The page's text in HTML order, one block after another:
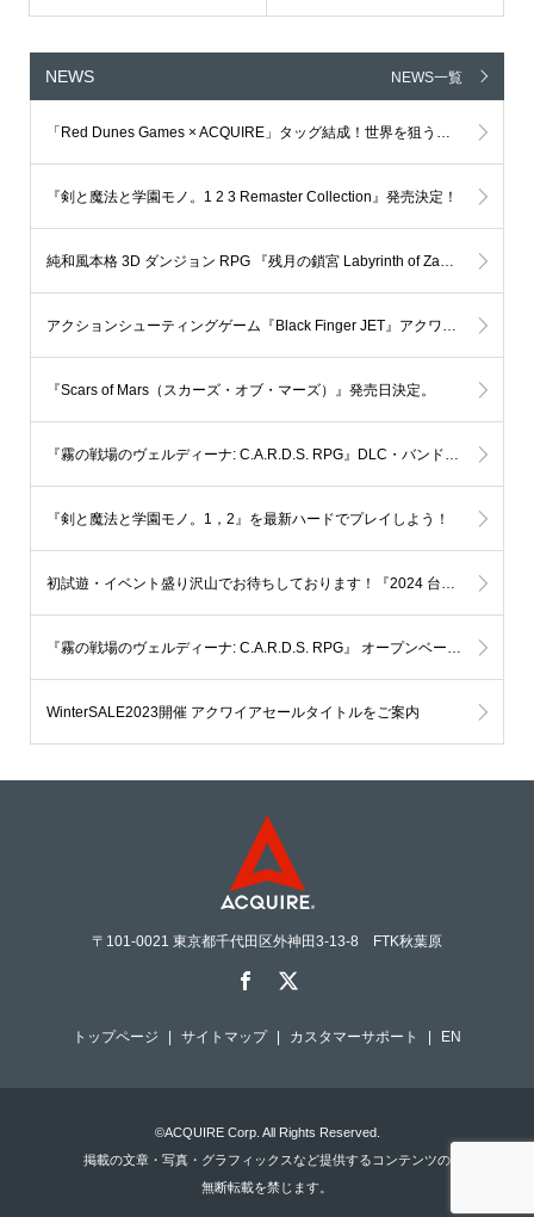
NEWS NEWS一覧
『剣と魔法と学園モノ。1 2 3 Remaster Collection』発売決定！
『Scars of Mars（スカーズ・オブ・マーズ）』発売日決定。
『剣と魔法と学園モノ。1，2』を最新ハードでプレイしよう！
WinterSALE2023開催 アクワイアセールタイトルをご案内
〒101-0021 東京都千代田区外神田3-13-8 FTK秋葉原
トップページ サイトマップ カスタマーサポート EN
©ACQUIRE Corp. All Rights Reserved.
掲載の文章・写真・グラフィックスなど提供するコンテンツの
無断転載を禁じます。